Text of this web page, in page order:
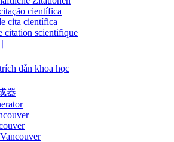
científica
cita científica
citation scientifique
dẫn khoa học
器